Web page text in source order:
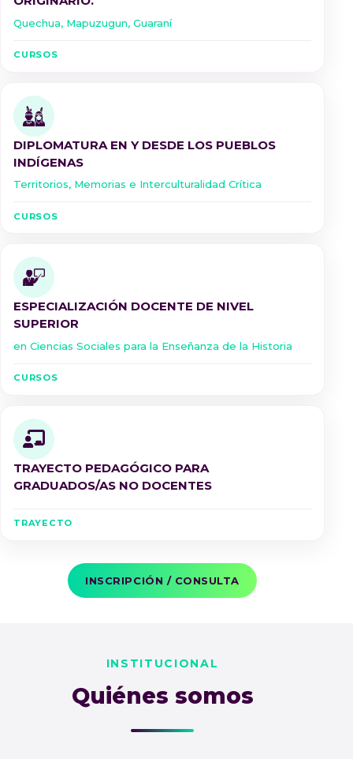
Quechua, Mapuzugun, Guaraní
CURSOS
DIPLOMATURA EN Y DESDE LOS PUEBLOS
INDÍGENAS
Territorios, Memorias e Interculturalidad Crítica
CURSOS
ESPECIALIZACIÓN DOCENTE DE NIVEL
SUPERIOR
en Ciencias Sociales para la Enseñanza de la Historia
CURSOS
TRAYECTO PEDAGÓGICO PARA
GRADUADOS/AS NO DOCENTES
TRAYECTO
INSCRIPCIÓN / CONSULTA
INSTITUCIONAL
Quiénes somos